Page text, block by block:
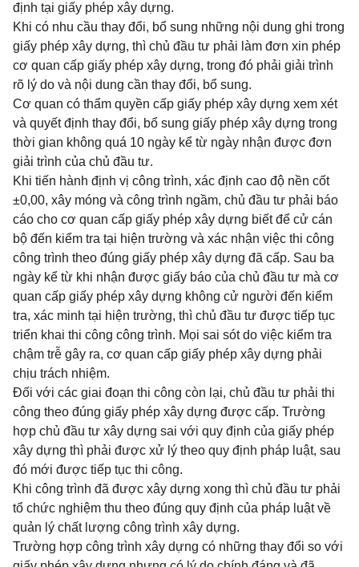
định tại giấy phép xây dựng.
Khi có nhu cầu thay đổi, bổ sung những nội dung ghi trong
giấy phép xây dựng, thì chủ đầu tư phải làm đơn xin phép
cơ quan cấp giấy phép xây dựng, trong đó phải giải trình
rõ lý do và nội dung cần thay đổi, bổ sung.
Cơ quan có thẩm quyền cấp giấy phép xây dựng xem xét
và quyết định thay đổi, bổ sung giấy phép xây dựng trong
thời gian không quá 10 ngày kể từ ngày nhận được đơn
giải trình của chủ đầu tư.
Khi tiến hành định vị công trình, xác định cao độ nền cốt
±0,00, xây móng và công trình ngầm, chủ đầu tư phải báo
cáo cho cơ quan cấp giấy phép xây dựng biết để cử cán
bộ đến kiểm tra tại hiện trường và xác nhận việc thi công
công trình theo đúng giấy phép xây dựng đã cấp. Sau ba
ngày kể từ khi nhận được giấy báo của chủ đầu tư mà cơ
quan cấp giấy phép xây dựng không cử người đến kiểm
tra, xác minh tại hiện trường, thì chủ đầu tư được tiếp tục
triển khai thi công công trình. Mọi sai sót do việc kiểm tra
chậm trễ gây ra, cơ quan cấp giấy phép xây dựng phải
chịu trách nhiệm.
Đối với các giai đoạn thi công còn lại, chủ đầu tư phải thi
công theo đúng giấy phép xây dựng được cấp. Trường
hợp chủ đầu tư xây dựng sai với quy định của giấy phép
xây dựng thì phải được xử lý theo quy định pháp luật, sau
đó mới được tiếp tục thi công.
Khi công trình đã được xây dựng xong thì chủ đầu tư phải
tổ chức nghiệm thu theo đúng quy định của pháp luật về
quản lý chất lượng công trình xây dựng.
Trường hợp công trình xây dựng có những thay đổi so với